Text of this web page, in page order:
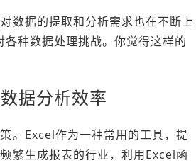
数据的提取和分析需求也在不断上
种数据处理挑战。你觉得这样的
据分析效率
。Excel作为一种常用的工具，提
繁生成报表的行业，利用Excel函